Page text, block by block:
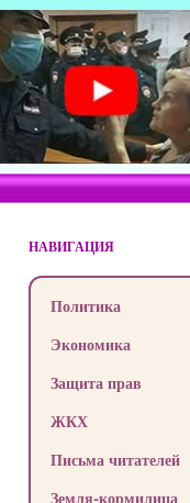
НАВИГАЦИЯ
Политика
Экономика
Защита прав
ЖКХ
Письма читателей
Земля-кормилица